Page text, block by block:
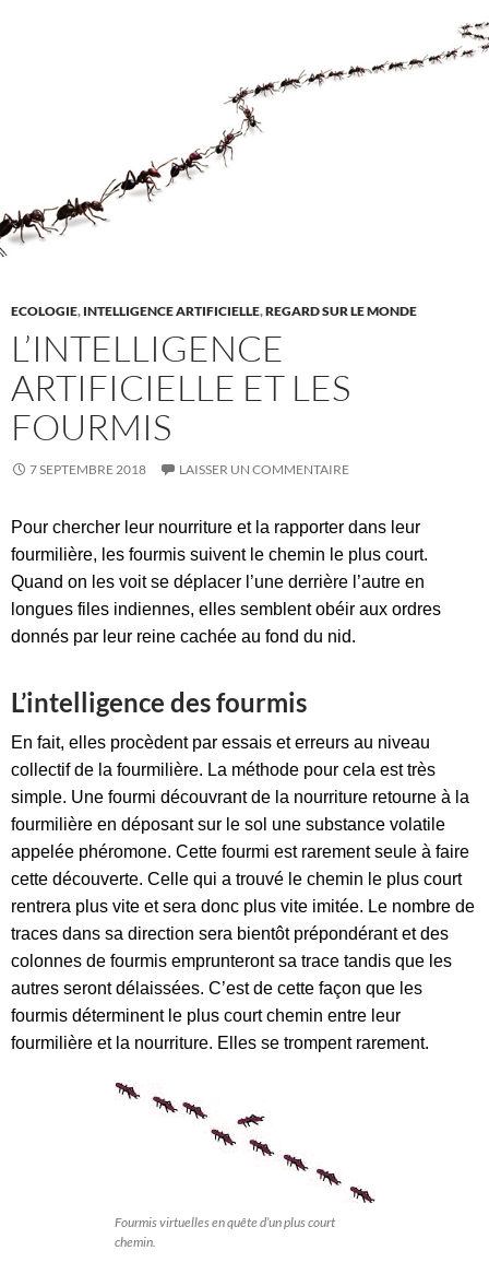
ECOLOGIE, INTELLIGENCE ARTIFICIELLE,REGARD SUR LE MONDE
L’INTELLIGENCE
ARTIFICIELLE ET LES
FOURMIS
7 SEPTEMBRE 2018 LAISSER UN COMMENTAIRE
Pour chercher leur nourriture et la rapporter dans leur
fourmilière, les fourmis suivent le chemin le plus court.
Quand on les voit se déplacer l’une derrière l’autre en
longues files indiennes, elles semblent obéir aux ordres
donnés par leur reine cachée au fond du nid.
L’intelligence des fourmis
En fait, elles procèdent par essais et erreurs au niveau
collectif de la fourmilière. La méthode pour cela est très
simple. Une fourmi découvrant de la nourriture retourne à la
fourmilière en déposant sur le sol une substance volatile
appelée phéromone. Cette fourmi est rarement seule à faire
cette découverte. Celle qui a trouvé le chemin le plus court
rentrera plus vite et sera donc plus vite imitée. Le nombre de
traces dans sa direction sera bientôt prépondérant et des
colonnes de fourmis emprunteront sa trace tandis que les
autres seront délaissées. C’est de cette façon que les
fourmis déterminent le plus court chemin entre leur
fourmilière et la nourriture. Elles se trompent rarement.
Fourmis virtuelles en quête d’un plus court
chemin.